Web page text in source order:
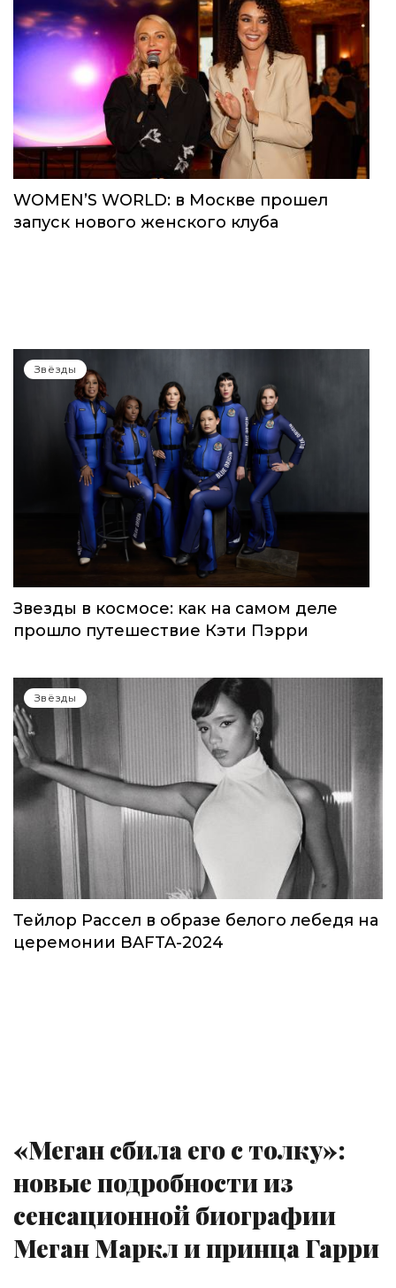
WOMEN’S WORLD: в Москве прошел
запуск нового женского клуба
Звёзды
Звезды в космосе: как на самом деле
прошло путешествие Кэти Пэрри
Звёзды
Тейлор Рассел в образе белого лебедя на
церемонии BAFTA-2024
«Меган сбила его с толку»:
новые подробности из
сенсационной биографии
Меган Маркл и принца Гарри